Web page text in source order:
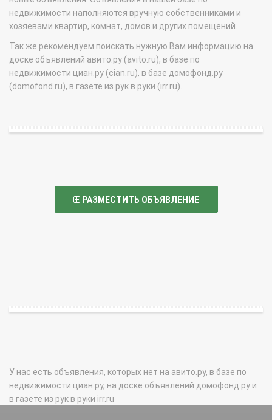
недвижимости наполняются вручную собственниками и
хозяевами квартир, комнат, домов и других помещений.
Так же рекомендуем поискать нужную Вам информацию на
доске объявлений авито.ру (avito.ru), в базе по
недвижимости циан.ру (cian.ru), в базе домофонд.ру
(domofond.ru), в газете из рук в руки (irr.ru).
РАЗМЕСТИТЬ ОБЪЯВЛЕНИЕ
У нас есть объявления, которых нет на авито.ру, в базе по
недвижимости циан.ру, на доске объявлений домофонд.ру и
в газете из рук в руки irr.ru